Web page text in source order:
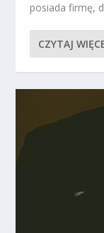
posiada firmę,
CZYTAJ